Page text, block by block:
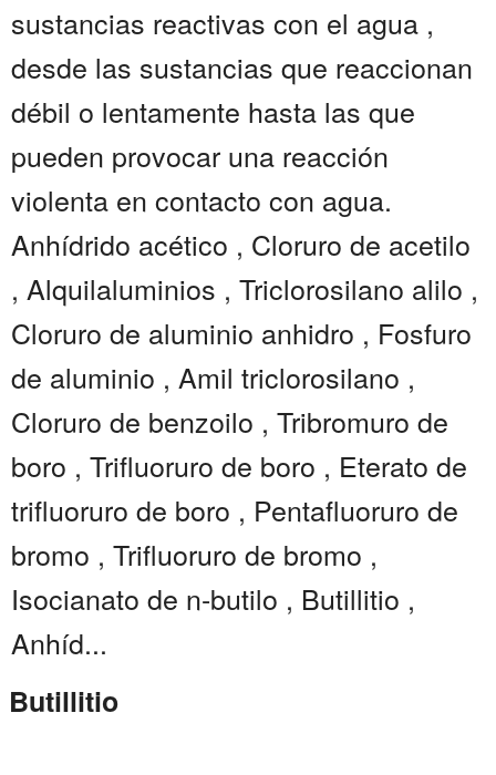
sustancias reactivas con el agua ,
desde las sustancias que reaccionan
débil o lentamente hasta las que
pueden provocar una reacción
violenta en contacto con agua.
Anhídrido acético , Cloruro de acetilo
, Alquilaluminios , Triclorosilano alilo ,
Cloruro de aluminio anhidro , Fosfuro
de aluminio , Amil triclorosilano ,
Cloruro de benzoilo , Tribromuro de
boro , Trifluoruro de boro , Eterato de
trifluoruro de boro , Pentafluoruro de
bromo , Trifluoruro de bromo ,
Isocianato de n-butilo , Butillitio ,
Anhíd...
Butillitio